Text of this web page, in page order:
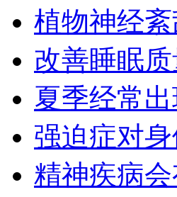
植物神经
改善睡眠
夏季经常
强迫症对
精神疾病